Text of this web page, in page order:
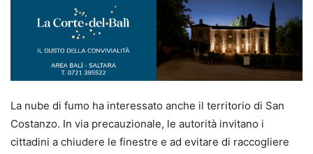
La nube di fumo ha interessato anche il territorio di San
Costanzo. In via precauzionale, le autorità invitano i
cittadini a chiudere le finestre e ad evitare di raccogliere